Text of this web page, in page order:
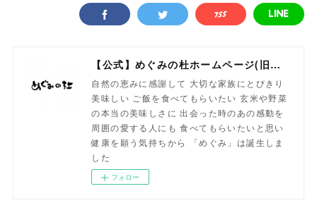
【公式】めぐみの杜ホームページ(旧自然食工房）
自然の恵みに感謝して 大切な家族にとびきり
美味しい ご飯を食べてもらいたい 玄米や野菜
の本当の美味しさに 出会った時のあの感動を
周囲の愛する人にも 食べてもらいたいと思い
健康を願う気持ちから 「めぐみ」は誕生しま
した
フォロー